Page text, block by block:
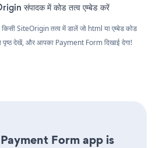
संपादक में कोड तत्व एम्बेड करें
SiteOrigin तत्व में डालें जो html या एम्बेड कोड
पृष्ठ देखें, और आपका Payment Form दिखाई देगा!
Form app is